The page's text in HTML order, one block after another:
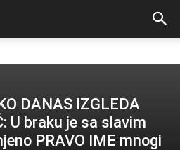
DANAS IZGLEDA
U braku je sa slavim
PRAVO IME mnogi